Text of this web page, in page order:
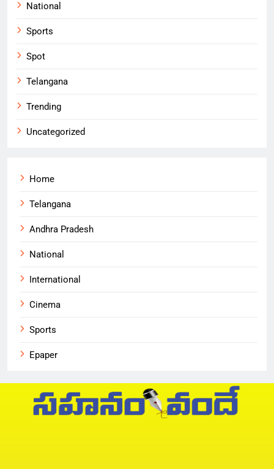
National
Sports
Spot
Telangana
Trending
Uncategorized
Home
Telangana
Andhra Pradesh
National
International
Cinema
Sports
Epaper